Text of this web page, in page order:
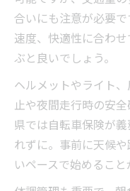
ママチャリ
10km通勤で
信号や坂道
自転車通勤
通勤距離別
自転車通勤を安
群馬県で守
合いにも注意が必要
速度、快適性に合わ
ぶと良いでしょう。
ヘルメットやライト
止や夜間走行時の安
県では自転車保険が
れずに。事前に天候
いペースで始めること